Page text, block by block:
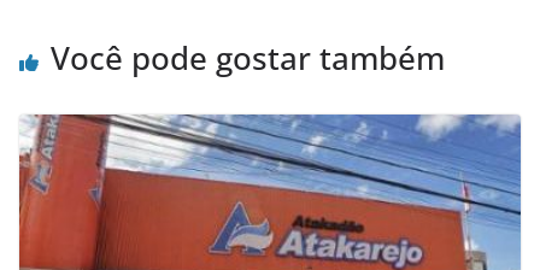
Você pode gostar também